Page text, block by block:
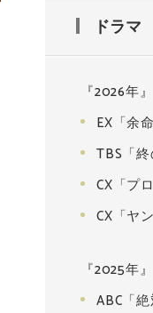
ドラマ
『2026年』
EX「余
TBS「
CX「プ
CX「ヤ
『2025年』
ABC「